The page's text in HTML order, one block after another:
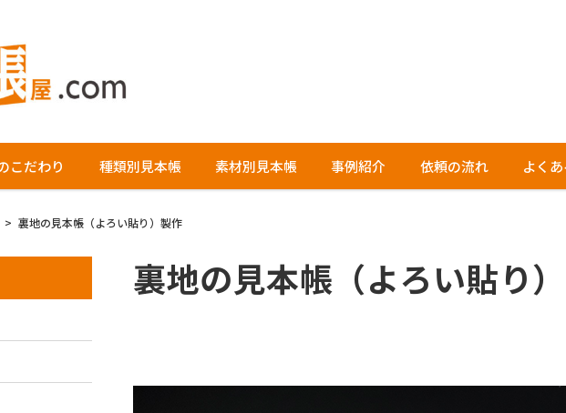
こだわり 種類別見本帳 素材別見本帳 事例紹介 依頼の流れ よく
> 裏地の見本帳（よろい貼り）製作
裏地の見本帳（よろい貼り